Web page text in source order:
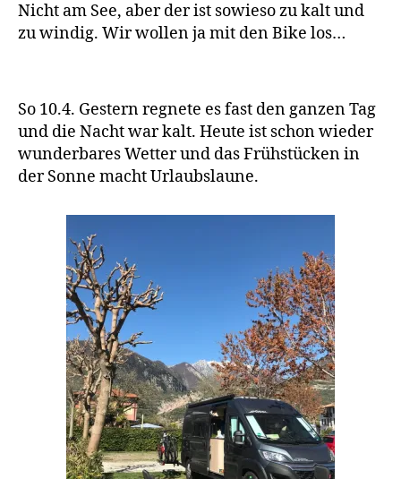
Nicht am See, aber der ist sowieso zu kalt und
zu windig. Wir wollen ja mit den Bike los…
So 10.4. Gestern regnete es fast den ganzen Tag
und die Nacht war kalt. Heute ist schon wieder
wunderbares Wetter und das Frühstücken in
der Sonne macht Urlaubslaune.